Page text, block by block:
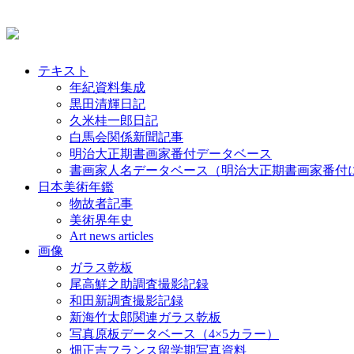
テキスト
年紀資料集成
黒田清輝日記
久米桂一郎日記
白馬会関係新聞記事
明治大正期書画家番付データベース
書画家人名データベース（明治大正期書画家番付
日本美術年鑑
物故者記事
美術界年史
Art news articles
画像
ガラス乾板
尾高鮮之助調査撮影記録
和田新調査撮影記録
新海竹太郎関連ガラス乾板
写真原板データベース（4×5カラー）
畑正吉フランス留学期写真資料